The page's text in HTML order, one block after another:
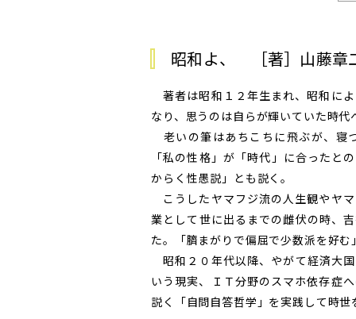
昭和よ、 ［著］山藤章
著者は昭和１２年生まれ、昭和に
なり、思うのは自らが輝いていた時代
老いの筆はあちこちに飛ぶが、寝
「私の性格」が「時代」に合ったと
からく性愚説」とも説く。
こうしたヤマフジ流の人生観やヤ
業として世に出るまでの雌伏の時、
た。「臍まがりで偏屈で少数派を好む
昭和２０年代以降、やがて経済大
いう現実、ＩＴ分野のスマホ依存症
説く「自問自答哲学」を実践して時世